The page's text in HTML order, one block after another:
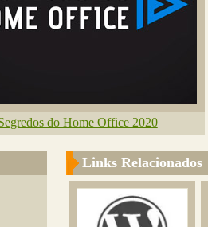
do Home Office 2020
Links Relacionados